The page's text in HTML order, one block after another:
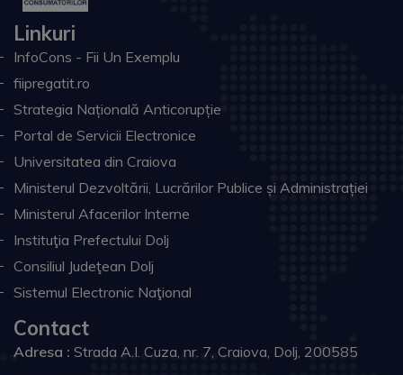
Linkuri
InfoCons - Fii Un Exemplu
fiipregatit.ro
Strategia Națională Anticorupție
Portal de Servicii Electronice
Universitatea din Craiova
Ministerul Dezvoltării, Lucrărilor Publice și Administrației
Ministerul Afacerilor Interne
Instituţia Prefectului Dolj
Consiliul Judeţean Dolj
Sistemul Electronic Naţional
Contact
Adresa : Strada A.I. Cuza, nr. 7, Craiova, Dolj, 200585